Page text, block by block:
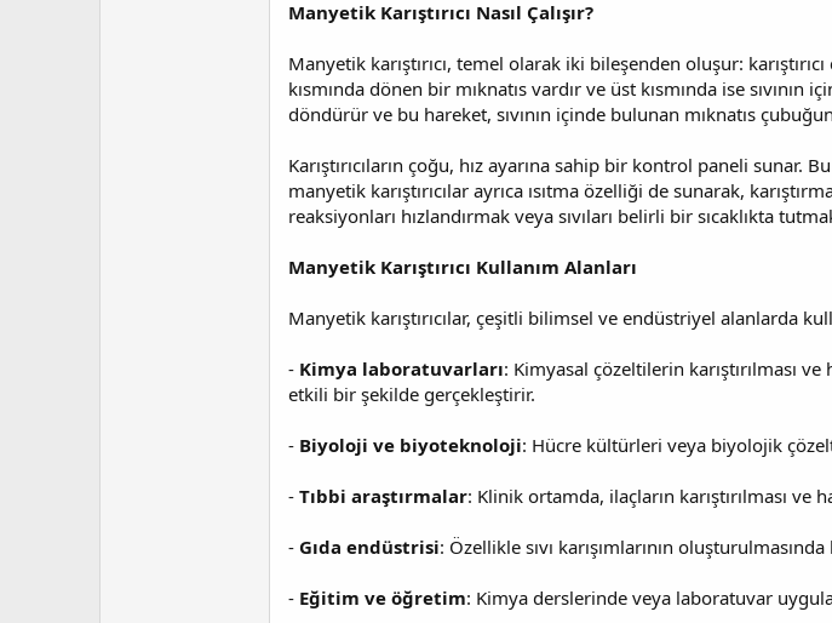
Manyetik Karıştırıcı Nasıl Çalışır?
Manyetik karıştırıcı, temel olarak iki bileşenden oluşur:
kısmında dönen bir mıknatıs vardır ve üst kısmında ise
döndürür ve bu hareket, sıvının içinde bulunan mıknatıs
Karıştırıcıların çoğu, hız ayarına sahip bir kontrol paneli sunar.
manyetik karıştırıcılar ayrıca ısıtma özelliği de sunarak,
reaksiyonları hızlandırmak veya sıvıları belirli bir sıcaklıkta
Manyetik Karıştırıcı Kullanım Alanları
Manyetik karıştırıcılar, çeşitli bilimsel ve endüstriyel alanlarda
- Kimya laboratuvarları: Kimyasal çözeltilerin karıştırılması
etkili bir şekilde gerçekleştirir.
- Biyoloji ve biyoteknoloji: Hücre kültürleri veya biyolojik
- Tıbbi araştırmalar: Klinik ortamda, ilaçların karıştırılması ve
- Gıda endüstrisi: Özellikle sıvı karışımlarının oluşturulmasında
- Eğitim ve öğretim: Kimya derslerinde veya laboratuvar